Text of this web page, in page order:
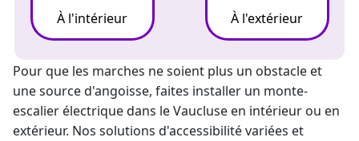
À l'intérieur À l'extérieur
Pour que les marches ne soient plus un obstacle et
une source d'angoisse, faites installer un monte-
escalier électriquedans le Vaucluse en intérieur ou en
extérieur. Nos solutions d'accessibilité variées et